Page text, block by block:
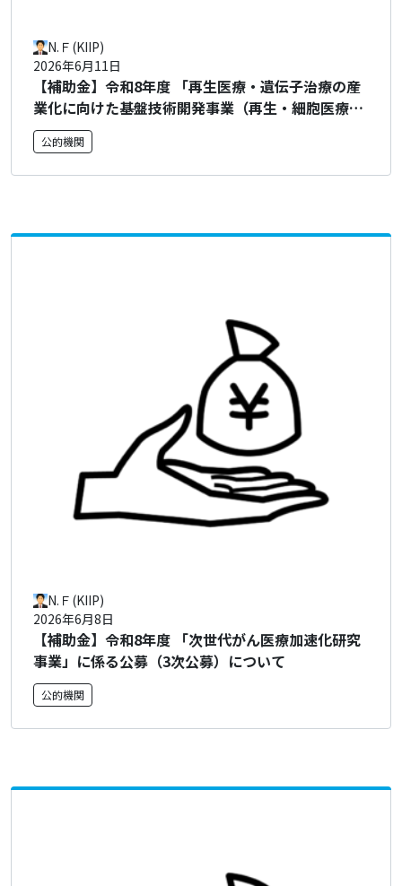
【補助金】令和8年度 「再生医療・遺伝子治療の産
業化に向けた基盤技術開発事業（再生・細胞医療・
遺伝子治療産業化促進事業）（製造技術基盤）（補
助事業）」に係る公募について
2026年6月11日
N.Ｆ(KIIP)
公的機関
【補助金】令和8年度 「次世代がん医療加速化研究
事業」に係る公募（3次公募）について
2026年6月8日
N.Ｆ(KIIP)
公的機関